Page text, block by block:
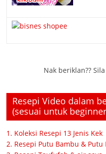
Nak beriklan??
Resepi Video dalam
(sesuai untuk
1. Koleksi Resepi 13 Jenis Kek
2. Resepi Putu Bambu & Putu